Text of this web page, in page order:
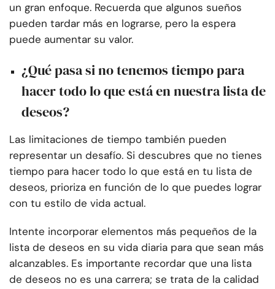
un gran enfoque. Recuerda que algunos sueños
pueden tardar más en lograrse, pero la espera
puede aumentar su valor.
¿Qué pasa si no tenemos tiempo para
hacer todo lo que está en nuestra lista de
deseos?
Las limitaciones de tiempo también pueden
representar un desafío. Si descubres que no tienes
tiempo para hacer todo lo que está en tu lista de
deseos, prioriza en función de lo que puedes lograr
con tu estilo de vida actual.
Intente incorporar elementos más pequeños de la
lista de deseos en su vida diaria para que sean más
alcanzables. Es importante recordar que una lista
de deseos no es una carrera; se trata de la calidad